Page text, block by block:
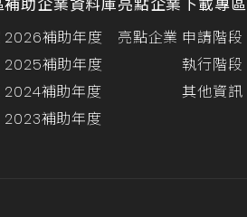
補助企業資料庫
2026補助年度
2025補助年度
2024補助年度
2023補助年度
亮點企業
亮點企業
下載專區
申請階段
執行階段
其他資訊